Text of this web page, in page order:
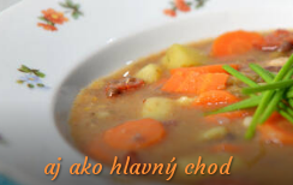
aj ako hlavný chod